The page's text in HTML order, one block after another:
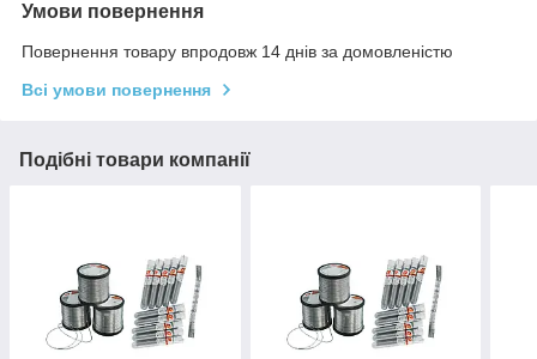
Умови повернення
Повернення товару впродовж 14 днів за домовленістю
Всі умови повернення
Подібні товари компанії